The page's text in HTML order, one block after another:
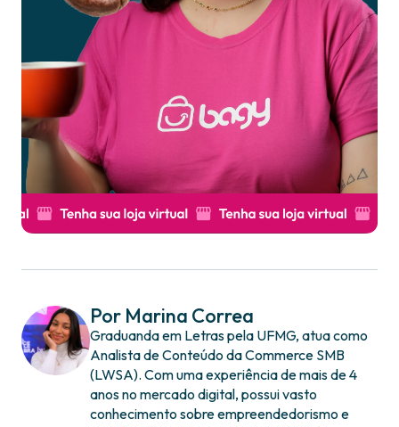
Por Marina Correa
Graduanda em Letras pela UFMG, atua como
Analista de Conteúdo da Commerce SMB
(LWSA). Com uma experiência de mais de 4
anos no mercado digital, possui vasto
conhecimento sobre empreendedorismo e